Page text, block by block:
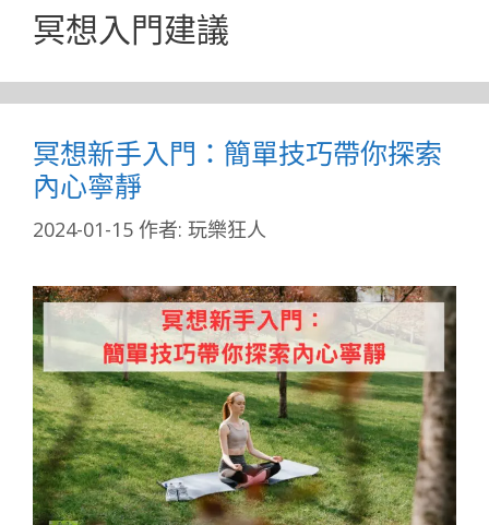
冥想入門建議
冥想新手入門：簡單技巧帶你探索
內心寧靜
2024-01-15 作者: 玩樂狂人